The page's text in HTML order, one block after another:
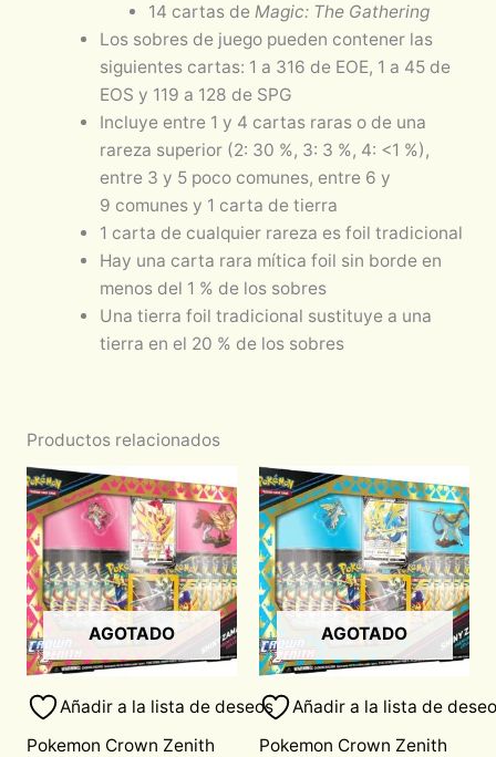
14 cartas de Magic: The Gathering
Los sobres de juego pueden contener las
siguientes cartas: 1 a 316 de EOE, 1 a 45 de
EOS y 119 a 128 de SPG
Incluye entre 1 y 4 cartas raras o de una
rareza superior (2: 30 %, 3: 3 %, 4: <1 %),
entre 3 y 5 poco comunes, entre 6 y
9 comunes y 1 carta de tierra
1 carta de cualquier rareza es foil tradicional
Hay una carta rara mítica foil sin borde en
menos del 1 % de los sobres
Una tierra foil tradicional sustituye a una
tierra en el 20 % de los sobres
Productos relacionados
AGOTADO
Añadir a la lista de deseos
Pokemon Crown Zenith
AGOTADO
Añadir a la lista de
Pokemon Crown Zenith